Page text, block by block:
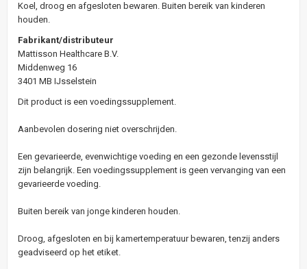
Koel, droog en afgesloten bewaren. Buiten bereik van kinderen
houden.
Fabrikant/distributeur
Mattisson Healthcare B.V.
Middenweg 16
3401 MB IJsselstein
Dit product is een voedingssupplement.
Aanbevolen dosering niet overschrijden.
Een gevarieerde, evenwichtige voeding en een gezonde levensstijl
zijn belangrijk. Een voedingssupplement is geen vervanging van een
gevarieerde voeding.
Buiten bereik van jonge kinderen houden.
Droog, afgesloten en bij kamertemperatuur bewaren, tenzij anders
geadviseerd op het etiket.